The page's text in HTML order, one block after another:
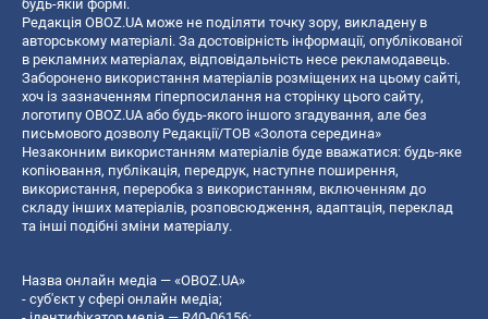
будь-якій формі.
Редакція OBOZ.UA може не поділяти точку зору, викладену в
авторському матеріалі. За достовірність інформації, опублікованої
в рекламних матеріалах, відповідальність несе рекламодавець.
Заборонено використання матеріалів розміщених на цьому сайті,
хоч із зазначенням гіперпосилання на сторінку цього сайту,
логотипу OBOZ.UA або будь-якого іншого згадування, але без
письмового дозволу Редакції/ТОВ «Золота середина»
Незаконним використанням матеріалів буде вважатися: будь-яке
копiювання, публiкацiя, передрук, наступне поширення,
використання, переробка з використанням, включенням до
складу інших матеріалів, розповсюдження, адаптація, переклад
та інші подібні зміни матеріалу.
Назва онлайн медіа — «OBOZ.UA»
- суб'єкт у сфері онлайн медіа;